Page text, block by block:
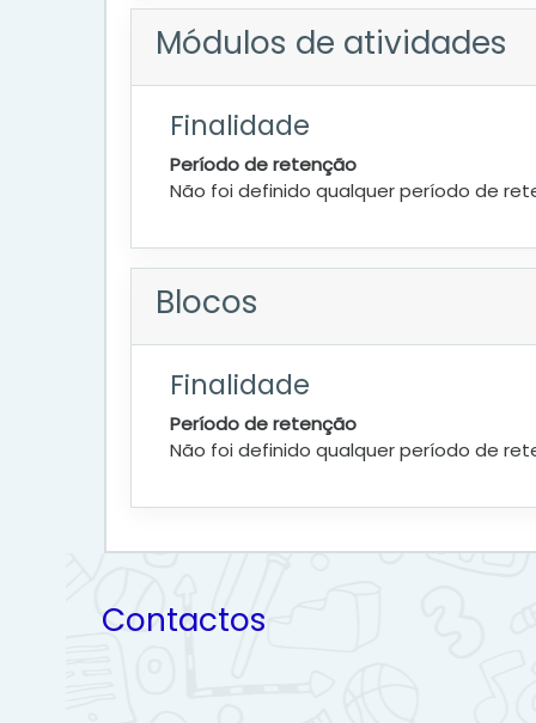
Módulos de atividades
Finalidade
Período de retenção
Não foi definido qualquer período de
Blocos
Finalidade
Período de retenção
Não foi definido qualquer período de
Contactos